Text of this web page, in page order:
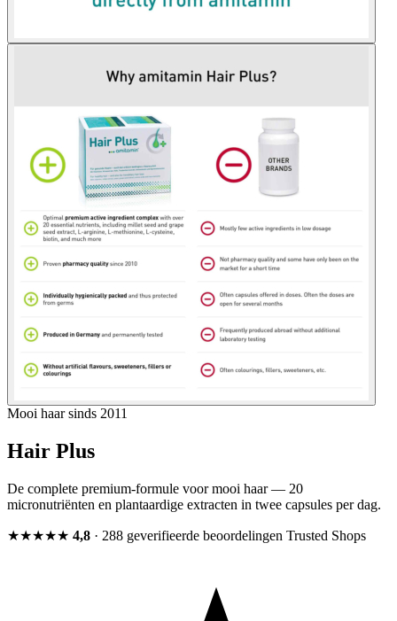
Mooi haar sinds 2011
Hair Plus
De complete premium-formule voor mooi haar — 20
micronutriënten en plantaardige extracten in twee capsules per dag.
★★★★★ 4,8 · 288 geverifieerde beoordelingen Trusted Shops